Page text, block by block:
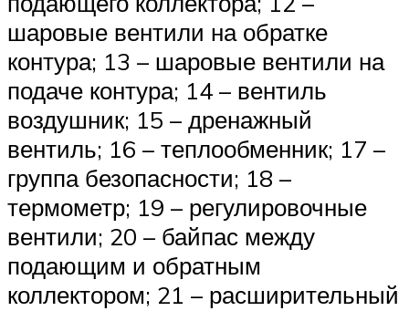
шаровые вентили на обратке
контура; 13 – шаровые вентили на
подаче контура; 14 – вентиль
воздушник; 15 – дренажный
вентиль; 16 – теплообменник; 17 –
группа безопасности; 18 –
термометр; 19 – регулировочные
вентили; 20 – байпас между
подающим и обратным
коллектором; 21 – расширительный